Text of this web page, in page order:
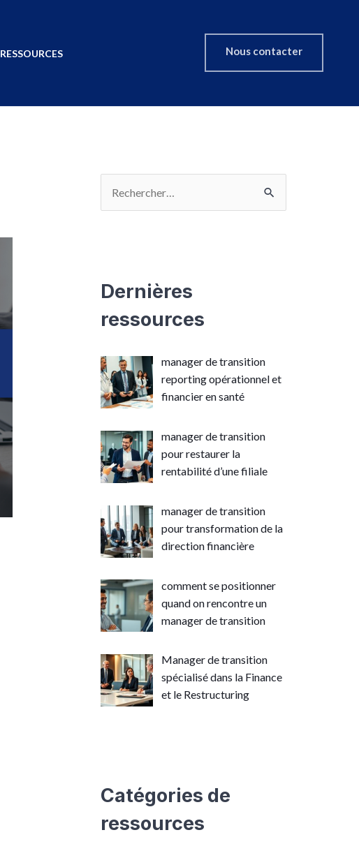
RESSOURCES Nous contacter
Dernières
ressources
manager de transition
reporting opérationnel et
financier en santé
manager de transition
pour restaurer la
rentabilité d’une filiale
manager de transition
pour transformation de la
direction financière
comment se positionner
quand on rencontre un
manager de transition
Manager de transition
spécialisé dans la Finance
et le Restructuring
Catégories de
ressources